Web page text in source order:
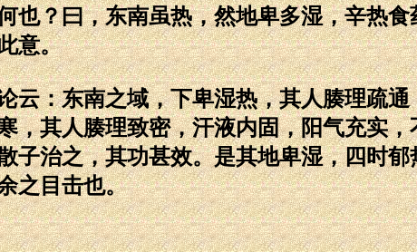
也？曰，东南虽热，然地卑多湿，辛热
意。
东南之域，下卑湿热，其人腠理疏通
，其人腠理致密，汗液内固，阳气充实
子治之，其功甚效。是其地卑湿，四时
之目击也。